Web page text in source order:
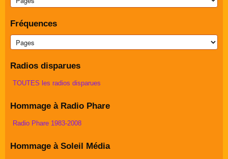
Fréquences
Radios disparues
TOUTES les radios disparues
Hommage à Radio Phare
Radio Phare 1983-2008
Hommage à Soleil Média